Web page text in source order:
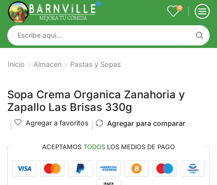
0
Inicio Almacen Pastas y Sopas
Sopa Crema Organica Zanahoria y
Zapallo Las Brisas 330g
Agregar a favoritos Agregar para comparar
ACEPTAMOS TODOS LOS MEDIOS DE PAGO